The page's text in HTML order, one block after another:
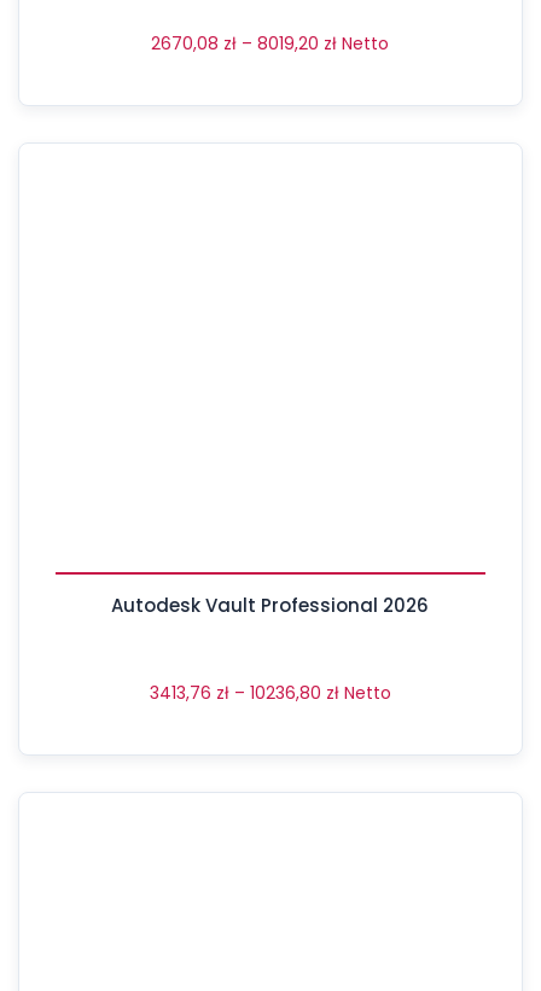
2670,08 zł – 8019,20 zł Netto
Autodesk Vault Professional 2026
3413,76 zł – 10236,80 zł Netto